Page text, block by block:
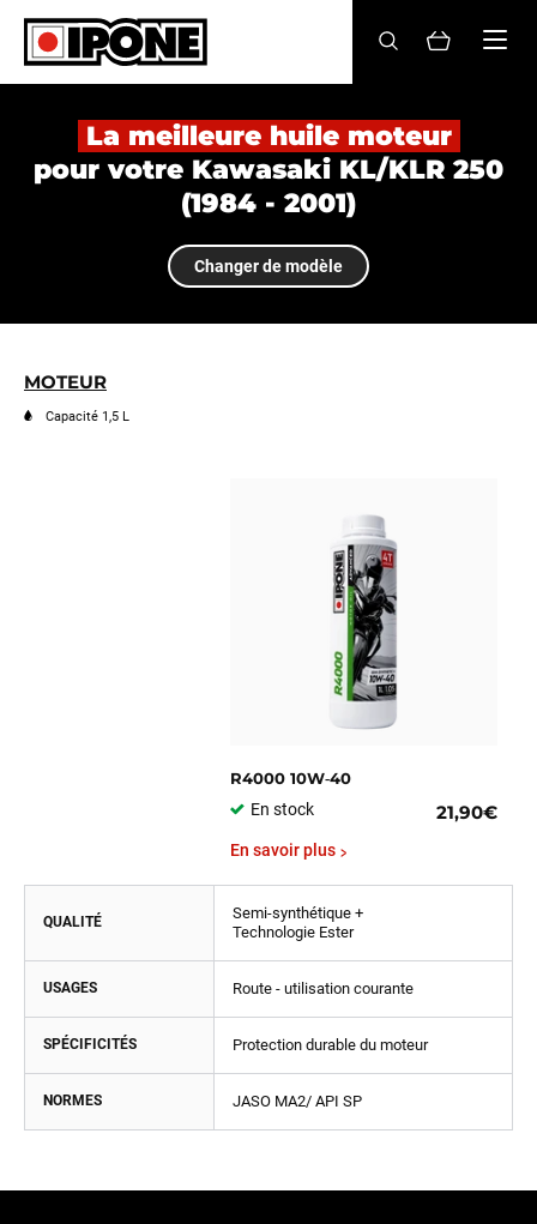
Ipone
HUILES MOTEUR
ENTRETIEN
MAINTENANCE
Revendeurs
La meilleure huile moteur
pour votre Kawasaki KL/KLR 250
(1984 - 2001)
Changer de modèle
MOTEUR
Capacité 1,5 L
R4000 10W‑40
En stock
21,90€
En savoir plus
QUALITÉ
Semi-synthétique +
Technologie Ester
USAGES Route - utilisation courante
SPÉCIFICITÉS Protection durable du moteur
NORMES JASO MA2/ API SP